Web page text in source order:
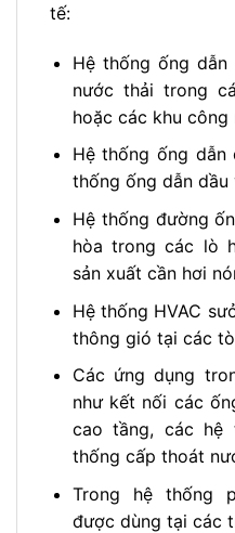
tế:
Hệ thống ống
nước thải trong
hoặc các khu công
Hệ thống ống
thống ống dẫn dầu
Hệ thống đường
hòa trong các lò
sản xuất cần hơi
Hệ thống HVAC
thông gió tại các
Các ứng dụng
như kết nối các
cao tầng, các hệ
thống cấp thoát
Trong hệ thống
được dùng tại các